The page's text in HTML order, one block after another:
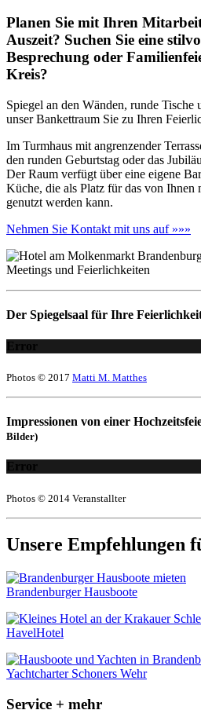
Planen Sie mit Ihren
Auszeit? Suchen Sie eine
Besprechung oder
Kreis?
Spiegel an den Wänden, runde
unser Bankettraum Sie zu Ihren
Im Turmhaus mit angrenzender
den runden Geburtstag oder das
Der Raum verfügt über eine eigene
Küche, die als Platz für das von Ihnen
genutzt werden kann.
Nehmen Sie Kontakt mit uns auf »»»
Der Spiegelsaal für Ihre
Error
Photos © 2017 Matti M. Matthes
Impressionen von einer
Bilder)
Error
Photos © 2014 Veranstallter
Unsere Empfehlungen
Brandenburger Hausboote
HavelHotel
Yachtcharter Schoners Wehr
Service + mehr